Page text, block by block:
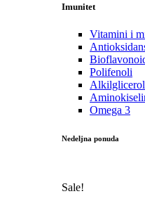
Imunitet
Vitamini i
Polifenoli
Omega 3
Nedeljna ponuda
Sale!